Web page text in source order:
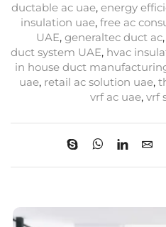
ductable ac uae, energy
insulation uae, free ac
UAE, generaltec duct ac,
duct system UAE, hvac
in house duct
uae, retail ac solution uae,
vrf ac uae, vrf